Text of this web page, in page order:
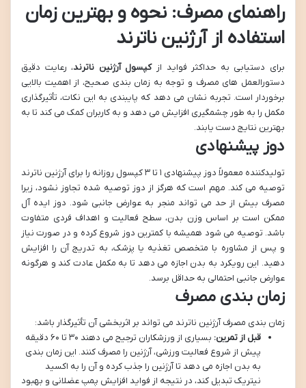
راهنمای مصرف: نحوه و بهترین زمان
استفاده از آرژنین ناترند
برای دستیابی به حداکثر فواید ازکپسول آرژنین ناترند، رعایت دقیق
دستورالعمل های مصرف و توجه به زمان بندی صحیح، از اهمیت بالایی
برخوردار است. تجربه نشان می دهد که پایبندی به این نکات، تأثیرگذاری
مکمل را به طور چشمگیری افزایش می دهد و به کاربران کمک می کند تا به
بهترین نتایج دست یابند.
دوز پیشنهادی
تولیدکننده معمولاً دوز پیشنهادی ۱ تا ۳ کپسول روزانه را برای آرژنین ناترند
توصیه می کند. مهم است که هرگز از دوز توصیه شده تجاوز نشود، زیرا
مصرف بیش از حد می تواند منجر به عوارض جانبی شود. دوز ایده آل
ممکن است بر اساس وزن بدن، سطح فعالیت و اهداف فردی متفاوت
باشد. توصیه می شود همیشه با کمترین دوز شروع کرده و در صورت نیاز
و پس از مشاوره با متخصص تغذیه یا پزشک، به تدریج آن را افزایش
دهید. این رویکرد به بدن اجازه می دهد تا به مکمل عادت کند و هرگونه
عوارض جانبی احتمالی به حداقل برسد.
زمان بندی مصرف
زمان بندی مصرف آرژنین ناترند می تواند بر اثربخشی آن تأثیرگذار باشد:
قبل از تمرین:
بسیاری از ورزشکاران ترجیح می دهند ۳۰ تا ۶۰ دقیقه
پیش از شروع فعالیت ورزشی، آرژنین را مصرف کنند. این زمان بندی
به بدن اجازه می دهد تا آرژنین را جذب کرده و آن را به اکسید
نیتریک تبدیل کند، در نتیجه از فواید افزایش پمپ عضلانی و بهبود